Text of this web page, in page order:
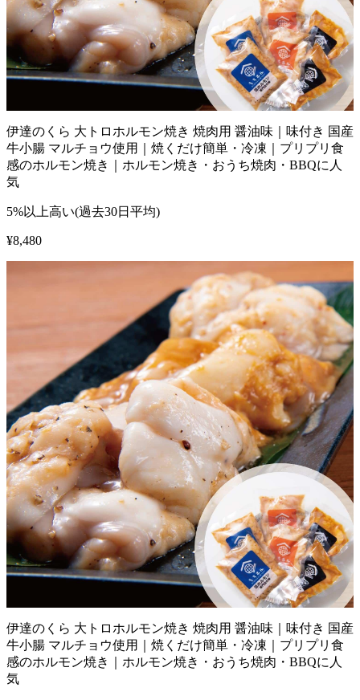
伊達のくら 大トロホルモン焼き 焼肉用 醤油味｜味付き 国産
牛小腸 マルチョウ使用｜焼くだけ簡単・冷凍｜プリプリ食
感のホルモン焼き｜ホルモン焼き・おうち焼肉・BBQに人
気
5%以上高い(過去30日平均)
¥8,480
伊達のくら 大トロホルモン焼き 焼肉用 醤油味｜味付き 国産
牛小腸 マルチョウ使用｜焼くだけ簡単・冷凍｜プリプリ食
感のホルモン焼き｜ホルモン焼き・おうち焼肉・BBQに人
気